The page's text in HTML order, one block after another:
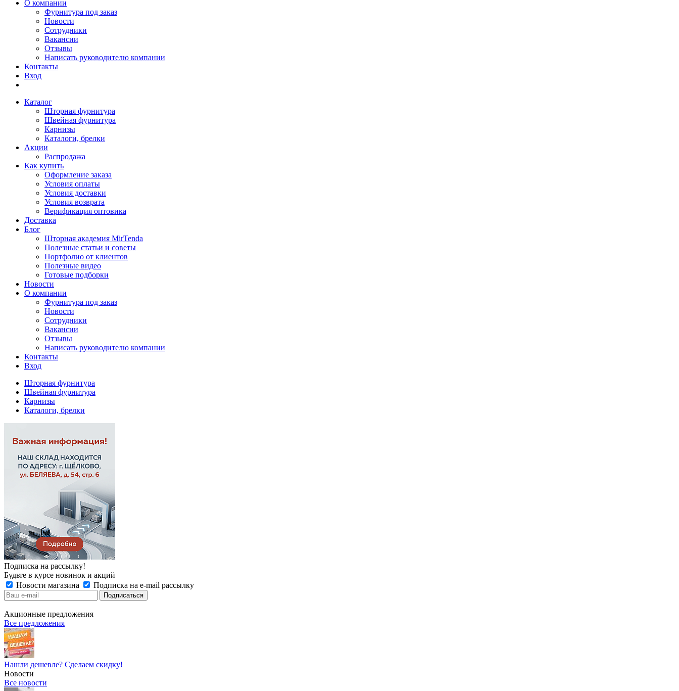
О компании
Фурнитура под заказ
Новости
Сотрудники
Вакансии
Отзывы
Написать руководителю компании
Контакты
Вход
Каталог
Шторная фурнитура
Швейная фурнитура
Карнизы
Каталоги, брелки
Акции
Распродажа
Как купить
Оформление заказа
Условия оплаты
Условия доставки
Условия возврата
Верификация оптовика
Доставка
Блог
Шторная академия MirTenda
Полезные статьи и советы
Портфолио от клиентов
Полезные видео
Готовые подборки
Новости
О компании
Фурнитура под заказ
Новости
Сотрудники
Вакансии
Отзывы
Написать руководителю компании
Контакты
Вход
Шторная фурнитура
Швейная фурнитура
Карнизы
Каталоги, брелки
Подписка на рассылку!
Будьте в курсе новинок и акций
Новости магазина
Подписка на e-mail рассылку
Акционные предложения
Все предложения
Нашли дешевле? Сделаем скидку!
Новости
Все новости